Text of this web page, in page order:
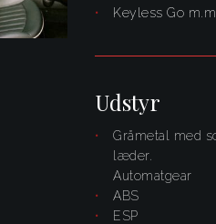
Keyless Go m.m.
Udstyr
Gråmetal med sort
læder.
Automatgear
ABS
ESP